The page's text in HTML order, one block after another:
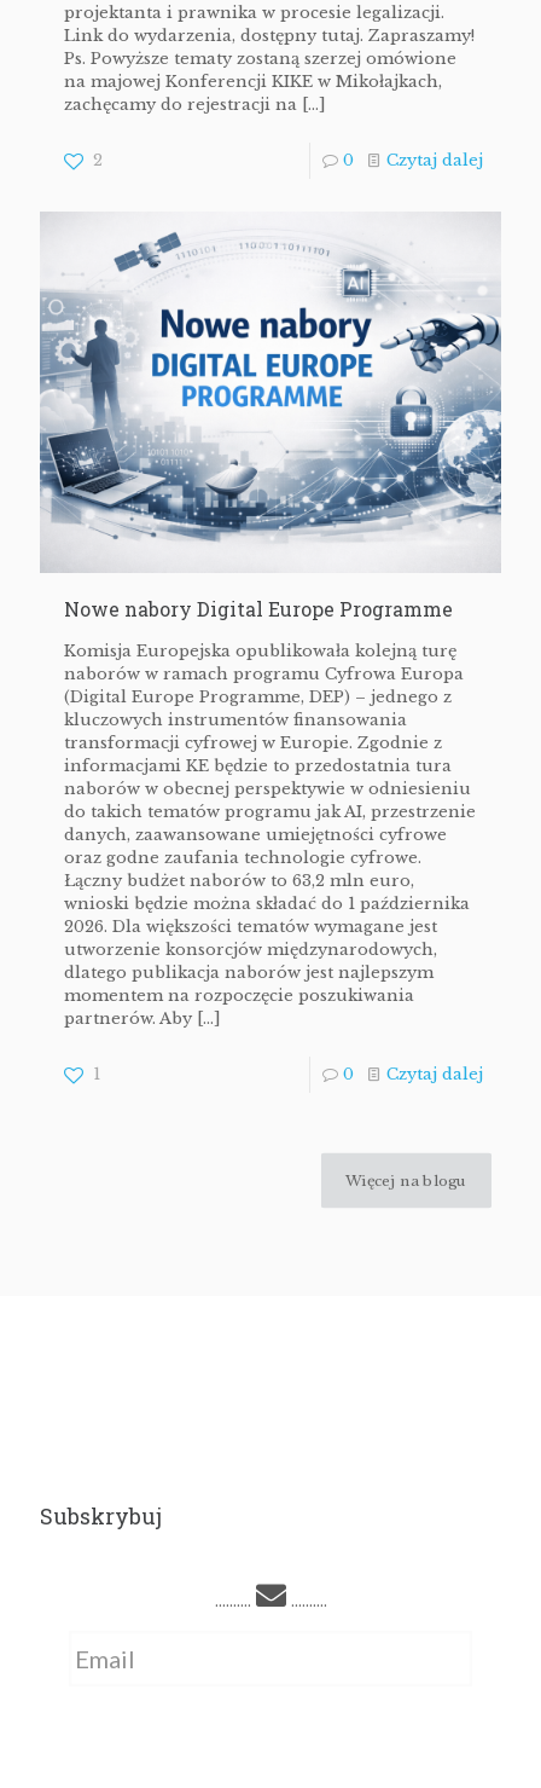
projektanta i prawnika w procesie legalizacji.
Link do wydarzenia, dostępny tutaj. Zapraszamy!
Ps. Powyższe tematy zostaną szerzej omówione
na majowej Konferencji KIKE w Mikołajkach,
zachęcamy do rejestracji na […]
2 0 Czytaj dalej
Nowe nabory Digital Europe Programme
Komisja Europejska opublikowała kolejną turę
naborów w ramach programu Cyfrowa Europa
(Digital Europe Programme, DEP) – jednego z
kluczowych instrumentów finansowania
transformacji cyfrowej w Europie. Zgodnie z
informacjami KE będzie to przedostatnia tura
naborów w obecnej perspektywie w odniesieniu
do takich tematów programu jak AI, przestrzenie
danych, zaawansowane umiejętności cyfrowe
oraz godne zaufania technologie cyfrowe.
Łączny budżet naborów to 63,2 mln euro,
wnioski będzie można składać do 1 października
2026. Dla większości tematów wymagane jest
utworzenie konsorcjów międzynarodowych,
dlatego publikacja naborów jest najlepszym
momentem na rozpoczęcie poszukiwania
partnerów. Aby […]
1 0 Czytaj dalej
Więcej na blogu
Subskrybuj
.......... ..........